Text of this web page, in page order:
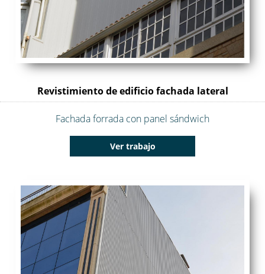
Revistimiento de edificio fachada lateral
Fachada forrada con panel sándwich
Ver trabajo